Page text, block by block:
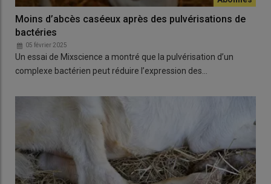
Moins d’abcès caséeux après des pulvérisations de
bactéries
05 février 2025
Un essai de Mixscience a montré que la pulvérisation d’un
complexe bactérien peut réduire l’expression des…